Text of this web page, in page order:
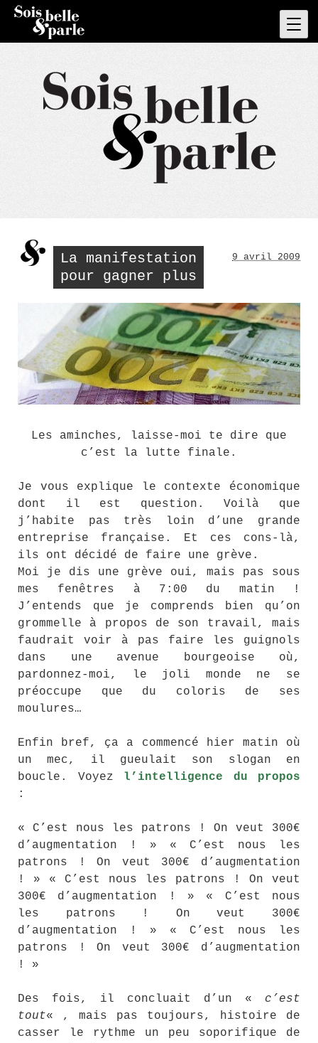
Skip
content
La manifestation
pour gagner plus
9 avril 2009
Les aminches, laisse-moi te dire que
c’est la lutte finale.
Je vous explique le contexte économique
dont il est question. Voilà que
j’habite pas très loin d’une grande
entreprise française. Et ces cons-là,
ils ont décidé de faire une grève.
Moi je dis une grève oui, mais pas sous
mes fenêtres à 7:00 du matin !
J’entends que je comprends bien qu’on
grommelle à propos de son travail, mais
faudrait voir à pas faire les guignols
dans une avenue bourgeoise où,
pardonnez-moi, le joli monde ne se
préoccupe que du coloris de ses
moulures…
Enfin bref, ça a commencé hier matin où
un mec, il gueulait son slogan en
boucle. Voyez
l’intelligence du propos
:
« C’est nous les patrons ! On veut 300€
d’augmentation ! » « C’est nous les
patrons ! On veut 300€ d’augmentation
! » « C’est nous les patrons ! On veut
300€ d’augmentation ! » « C’est nous
les patrons ! On veut 300€
d’augmentation ! » « C’est nous les
patrons ! On veut 300€ d’augmentation
! »
Des fois, il concluait d’un « c’est
tout« , mais pas toujours, histoire de
casser le rythme un peu soporifique de